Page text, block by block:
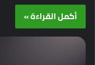
أكمل القراءة »